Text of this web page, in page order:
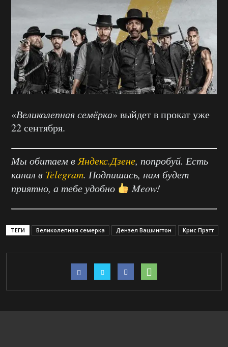
«Великолепная семёрка» выйдет в прокат уже
22 сентября.
Мы обитаем в Яндекс.Дзене, попробуй. Есть
канал в Telegram. Подпишись, нам будет
приятно, а тебе удобно
Meow!
ТЕГИ Великолепная семерка Дензел Вашингтон Крис Прэтт